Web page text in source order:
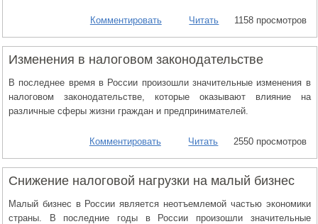
Комментировать Читать 1158 просмотров
Изменения в налоговом законодательстве
В последнее время в России произошли значительные изменения в
налоговом законодательстве, которые оказывают влияние на
различные сферы жизни граждан и предпринимателей.
Комментировать Читать 2550 просмотров
Снижение налоговой нагрузки на малый бизнес
Малый бизнес в России является неотъемлемой частью экономики
страны. В последние годы в России произошли значительные